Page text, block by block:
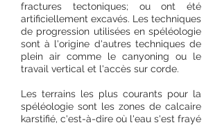
fractures tectoniques; ou ont été
artificiellement excavés. Les techniques
de progression utilisées en spéléologie
sont à l'origine d'autres techniques de
plein air comme le canyoning ou le
travail vertical et l'accès sur corde.
Les terrains les plus courants pour la
spéléologie sont les zones de calcaire
karstifié, c'est-à-dire où l'eau s'est frayé